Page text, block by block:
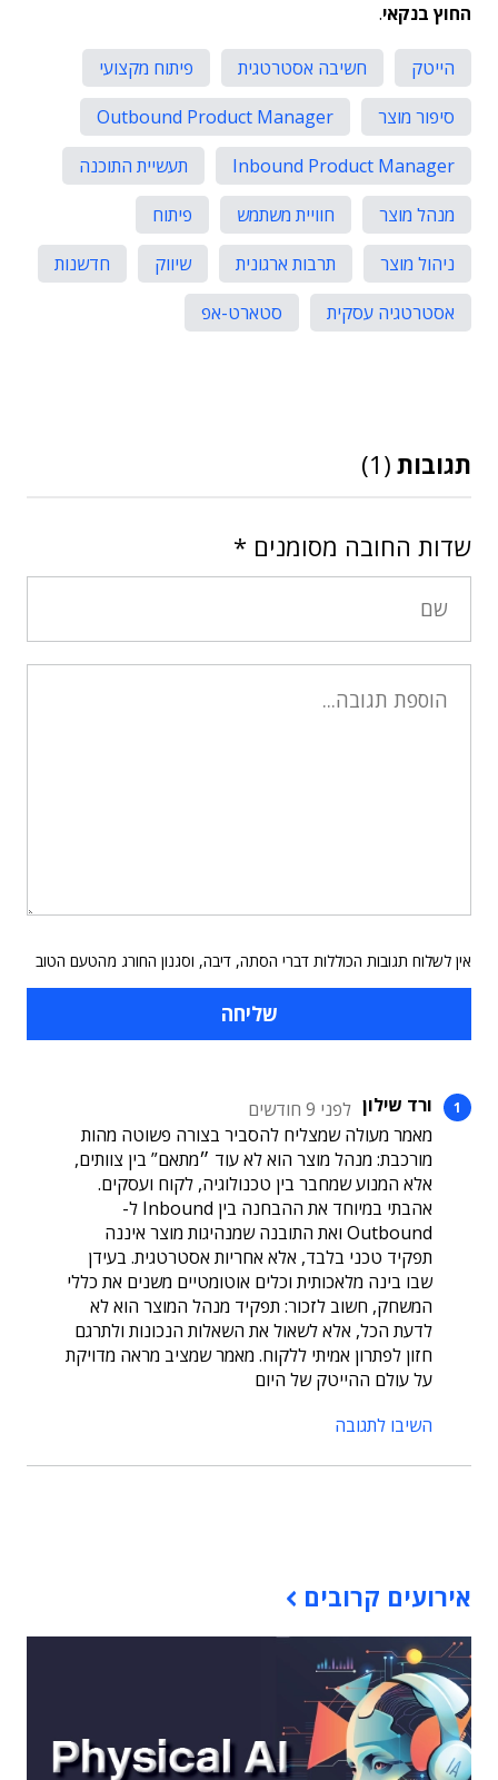
החוץ בנקאי.
הייטק חשיבה אסטרטגית
פיתוח מקצועי
סיפור מוצר
Outbound Product Manager
Inbound Product Manager
תעשיית התוכנה
מנהל מוצר
חוויית משתמש
פיתוח
ניהול מוצר
תרבות ארגונית שיווק
חדשנות
אסטרטגיה עסקית
סטארט-אפ
תגובות (1)
שדות החובה מסומנים *
אין לשלוח תגובות הכוללות דברי הסתה, דיבה, וסגנון החורג מהטעם הטוב
ורד שילון לפני 9 חודשים
מאמר מעולה שמצליח להסביר בצורה פשוטה מהות
מורכבת: מנהל מוצר הוא לא עוד ״מתאם” בין צוותים,
אלא המנוע שמחבר בין טכנולוגיה, לקוח ועסקים.
אהבתי במיוחד את ההבחנה בין Inbound ל-
Outbound ואת התובנה שמנהיגות מוצר איננה
תפקיד טכני בלבד, אלא אחריות אסטרטגית. בעידן
שבו בינה מלאכותית וכלים אוטומטיים משנים את כללי
המשחק, חשוב לזכור: תפקיד מנהל המוצר הוא לא
לדעת הכל, אלא לשאול את השאלות הנכונות ולתרגם
חזון לפתרון אמיתי ללקוח. מאמר שמציב מראה מדויקת
על עולם ההייטק של היום
השיבו לתגובה
אירועים קרובים